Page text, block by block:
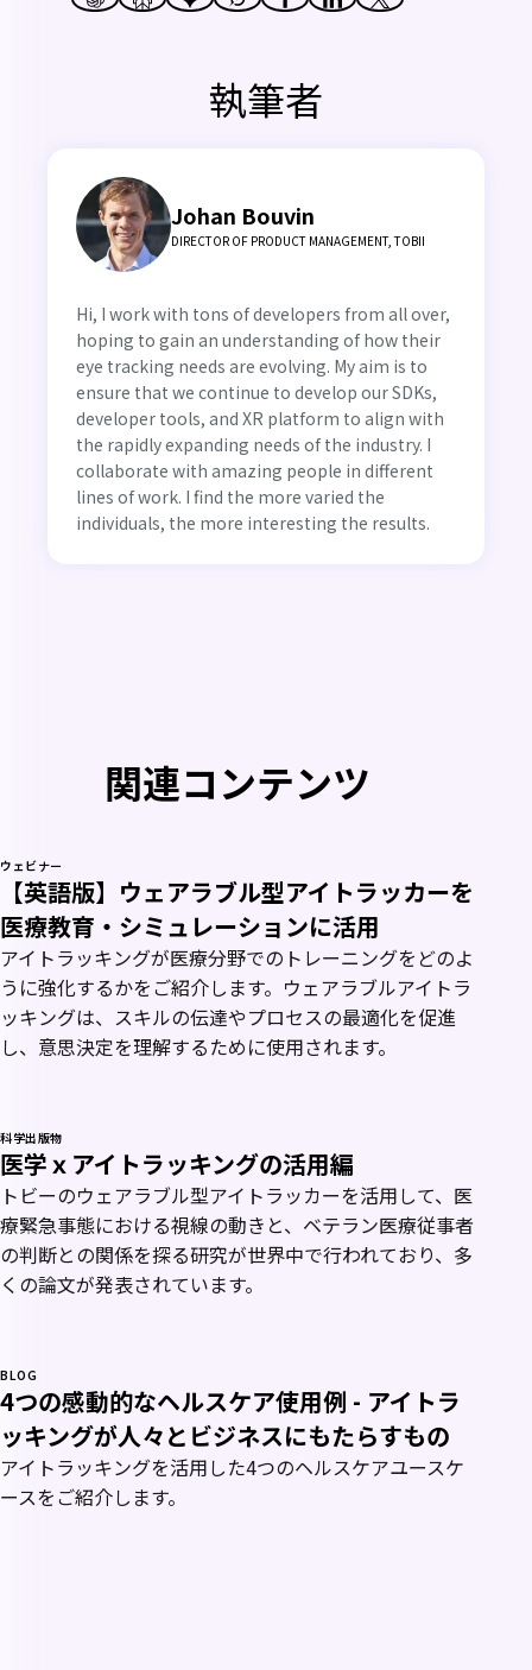
執筆者
Johan Bouvin
DIRECTOR OF PRODUCT MANAGEMENT, TOBII
Hi, I work with tons of developers from all over,
hoping to gain an understanding of how their
eye tracking needs are evolving. My aim is to
ensure that we continue to develop our SDKs,
developer tools, and XR platform to align with
the rapidly expanding needs of the industry. I
collaborate with amazing people in different
lines of work. I find the more varied the
individuals, the more interesting the results.
関連コンテンツ
ウェビナー
【英語版】ウェアラブル型アイトラッカーを
医療教育・シミュレーションに活用
アイトラッキングが医療分野でのトレーニングをどのよ
うに強化するかをご紹介します。ウェアラブルアイトラ
ッキングは、スキルの伝達やプロセスの最適化を促進
し、意思決定を理解するために使用されます。
科学出版物
医学ｘアイトラッキングの活用編
トビーのウェアラブル型アイトラッカーを活用して、医
療緊急事態における視線の動きと、ベテラン医療従事者
の判断との関係を探る研究が世界中で行われており、多
くの論文が発表されています。
BLOG
4つの感動的なヘルスケア使用例 - アイトラ
ッキングが人々とビジネスにもたらすもの
アイトラッキングを活用した4つのヘルスケアユースケ
ースをご紹介します。